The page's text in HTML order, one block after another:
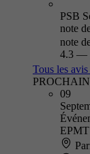
PSB
note
note
4.3 —
Tous les avis
09
EPMT